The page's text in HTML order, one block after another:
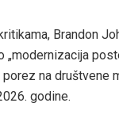
Brandon
„modernizacija
porez na društvene
godine.